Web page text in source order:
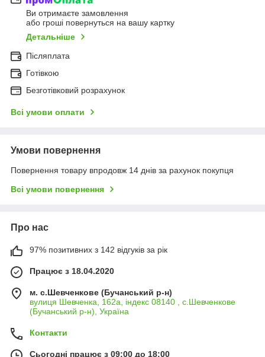
Ви отримаєте замовлення
або гроші повернуться на вашу картку
Детальніше
Післяплата
Готівкою
Безготівковий розрахунок
Всі умови оплати
Умови повернення
Повернення товару впродовж 14 днів за рахунок покупця
Всі умови повернення
Про нас
97% позитивних з 142 відгуків за рік
Працює з 18.04.2020
м. с.Шевченкове (Бучанський р-н)
вулиця Шевченка, 162а, індекс 08140 , с.Шевченкове
(Бучанський р-н), Україна
Контакти
Сьогодні працює з 09:00 до 18:00